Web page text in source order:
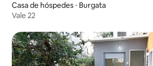
Casa de hóspedes ⋅ Burgata
Vale 22